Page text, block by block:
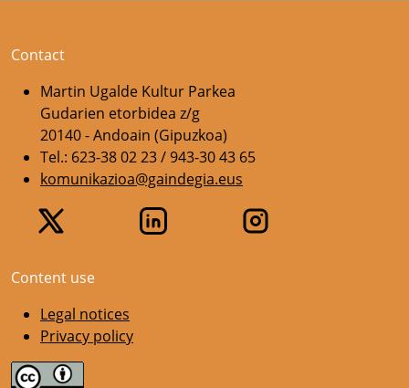
Contact
Martin Ugalde Kultur Parkea
Gudarien etorbidea z/g
20140 - Andoain (Gipuzkoa)
Tel.: 623-38 02 23 / 943-30 43 65
komunikazioa@gaindegia.eus
Content use
Legal notices
Privacy policy